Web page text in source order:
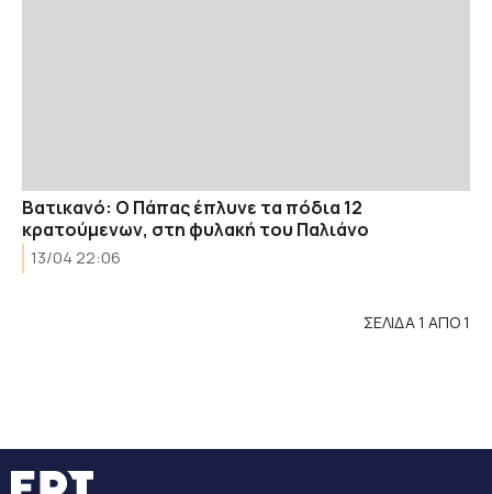
Βατικανό: Ο Πάπας έπλυνε τα πόδια 12
κρατούμενων, στη φυλακή του Παλιάνο
13/04 22:06
ΣΕΛΙΔΑ 1 ΑΠΟ 1